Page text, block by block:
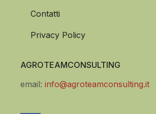
Contatti
Privacy Policy
AGROTEAMCONSULTING
email: info@agroteamconsulting.it